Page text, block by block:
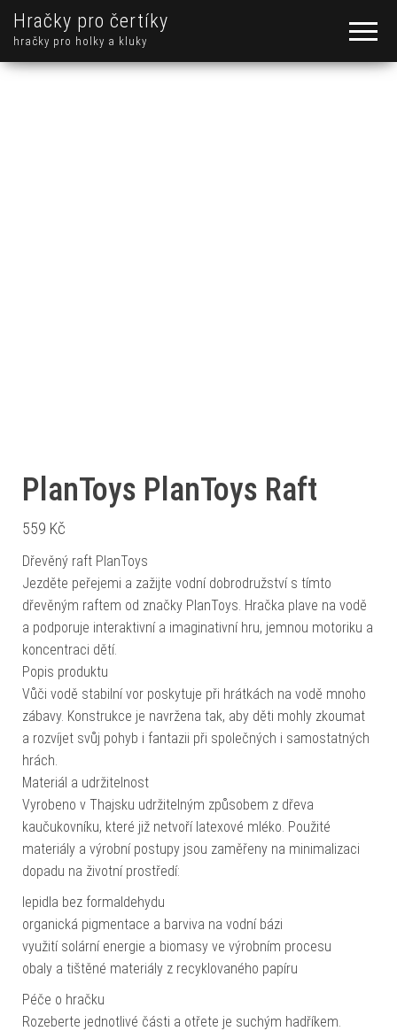
Hračky pro čertíky
hračky pro holky a kluky
PlanToys PlanToys Raft
559 Kč
Dřevěný raft PlanToys
Jezděte peřejemi a zažijte vodní dobrodružství s tímto
dřevěným raftem od značky PlanToys. Hračka plave na vodě
a podporuje interaktivní a imaginativní hru, jemnou motoriku a
koncentraci dětí.
Popis produktu
Vůči vodě stabilní vor poskytuje při hrátkách na vodě mnoho
zábavy. Konstrukce je navržena tak, aby děti mohly zkoumat
a rozvíjet svůj pohyb i fantazii při společných i samostatných
hrách.
Materiál a udržitelnost
Vyrobeno v Thajsku udržitelným způsobem z dřeva
kaučukovníku, které již netvoří latexové mléko. Použité
materiály a výrobní postupy jsou zaměřeny na minimalizaci
dopadu na životní prostředí:
lepidla bez formaldehydu
organická pigmentace a barviva na vodní bázi
využití solární energie a biomasy ve výrobním procesu
obaly a tištěné materiály z recyklovaného papíru
Péče o hračku
Rozeberte jednotlivé části a otřete je suchým hadříkem.